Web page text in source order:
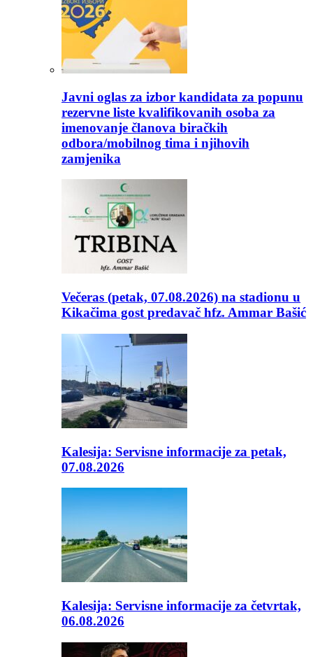
Javni oglas za izbor kandidata za popunu
rezervne liste kvalifikovanih osoba za
imenovanje članova biračkih
odbora/mobilnog tima i njihovih
zamjenika
Večeras (petak, 07.08.2026) na stadionu u
Kikačima gost predavač hfz. Ammar Bašić
Kalesija: Servisne informacije za petak,
07.08.2026
Kalesija: Servisne informacije za četvrtak,
06.08.2026